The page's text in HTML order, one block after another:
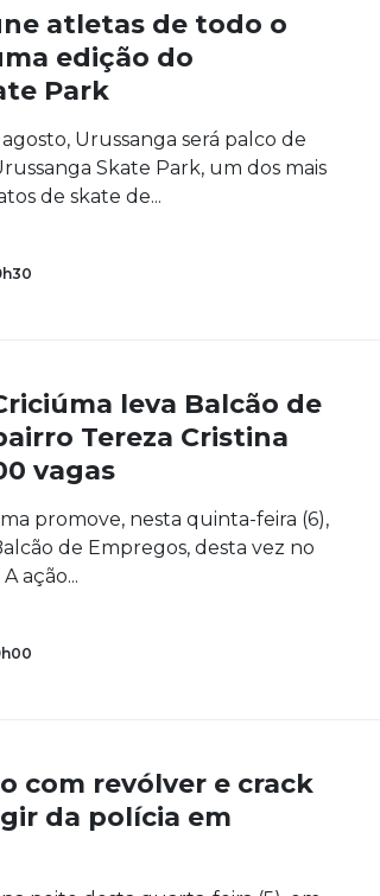
atletas de todo o
edição do
Park
Urussanga será palco de
Skate Park, um dos mais
de skate de...
leva Balcão de
Tereza Cristina
vagas
promove, nesta quinta-feira (6),
de Empregos, desta vez no
ação...
com revólver e crack
da polícia em